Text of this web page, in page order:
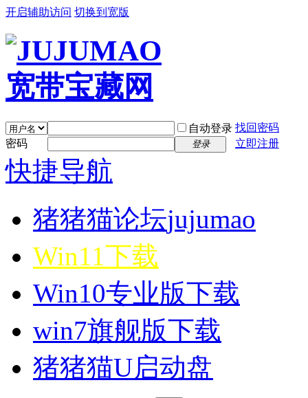
开启辅助访问 切换到宽版
自动登录 找回密码
密码
登录 立即注册
快捷导航
猪猪猫论坛jujumao
Win11下载
Win10专业版下载
win7旗舰版下载
猪猪猫U启动盘